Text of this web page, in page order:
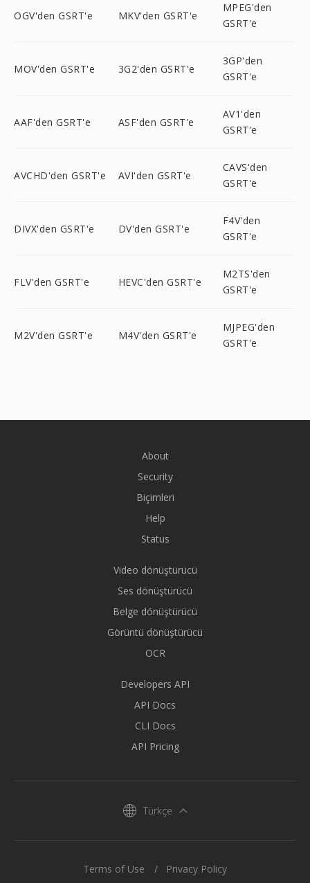
OGV'den GSRT'e MKV'den GSRT'e
MPEG'den
GSRT'e
MOV'den GSRT'e 3G2'den GSRT'e
3GP'den
GSRT'e
AAF'den GSRT'e ASF'den GSRT'e
AV1'den
GSRT'e
AVCHD'den GSRT'e AVI'den GSRT'e
CAVS'den
GSRT'e
DIVX'den GSRT'e DV'den GSRT'e
F4V'den
GSRT'e
FLV'den GSRT'e HEVC'den GSRT'e
M2TS'den
GSRT'e
M2V'den GSRT'e M4V'den GSRT'e
MJPEG'den
GSRT'e
About
Security
Biçimleri
Help
Status
Video dönüştürücü
Ses dönüştürücü
Belge dönüştürücü
Görüntü dönüştürücü
OCR
Developers API
API Docs
CLI Docs
API Pricing
Türkçe
Terms of Use Privacy Policy